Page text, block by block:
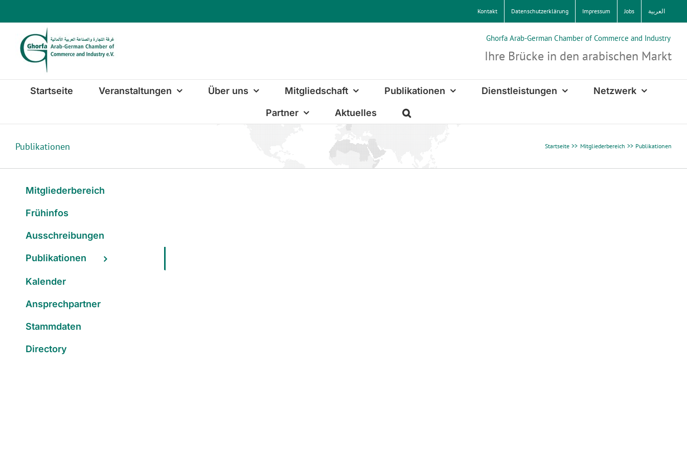
Kontakt Datenschutzerklärung Impressum Jobs العربية
Ghorfa Arab-German Chamber of Commerce and Industry
Ihre Brücke in den arabischen Markt
Startseite Veranstaltungen Über uns Mitgliedschaft Publikationen Dienstleistungen Netzwerk
Partner Aktuelles
Publikationen Startseite Mitgliederbereich Publikationen
Mitgliederbereich
Frühinfos
Ausschreibungen
Publikationen
Kalender
Ansprechpartner
Stammdaten
Directory